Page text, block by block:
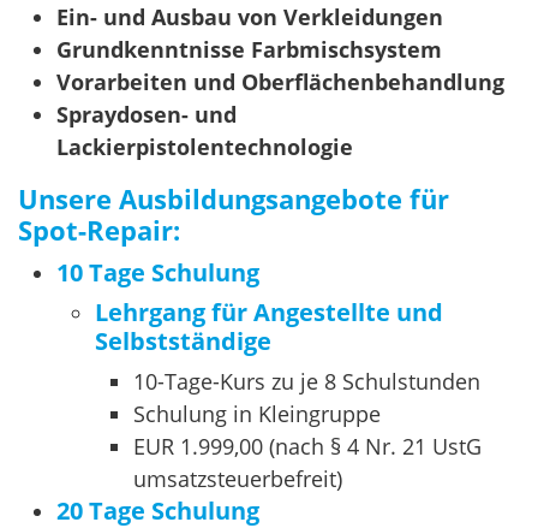
Ein- und Ausbau von Verkleidungen
Grundkenntnisse Farbmischsystem
Vorarbeiten und Oberflächenbehandlung
Spraydosen- und
Lackierpistolentechnologie
Unsere Ausbildungsangebote für
Spot-Repair:
10 Tage Schulung
Lehrgang für Angestellte und
Selbstständige
10-Tage-Kurs zu je 8 Schulstunden
Schulung in Kleingruppe
EUR 1.999,00 (nach § 4 Nr. 21 UstG
umsatzsteuerbefreit)
20 Tage Schulung